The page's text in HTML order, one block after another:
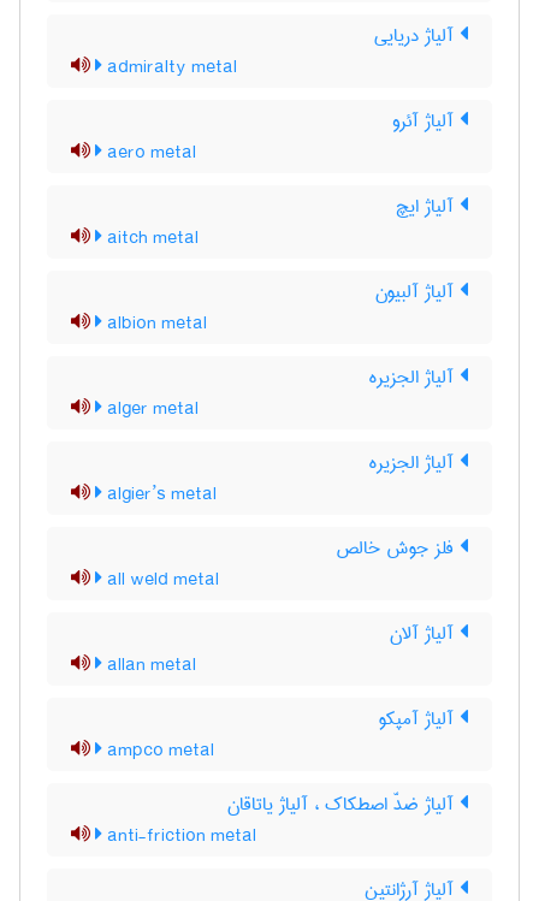
آلیاژ دریایی
admiralty metal
آلیاژ آئرو
aero metal
آلیاژ ایچ
aitch metal
آلیاژ آلبیون
albion metal
آلیاژ الجزیره
alger metal
آلیاژ الجزیره
algier’s metal
فلز جوش خالص
all weld metal
آلیاژ آلان
allan metal
آلیاژ آمپکو
ampco metal
آلیاژ ضدّ اصطکاک ، آلیاژ یاتاقان
anti-friction metal
آلیاژ آرژانتین